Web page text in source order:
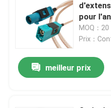
pour
MOQ：20
Prix：
meilleur prix